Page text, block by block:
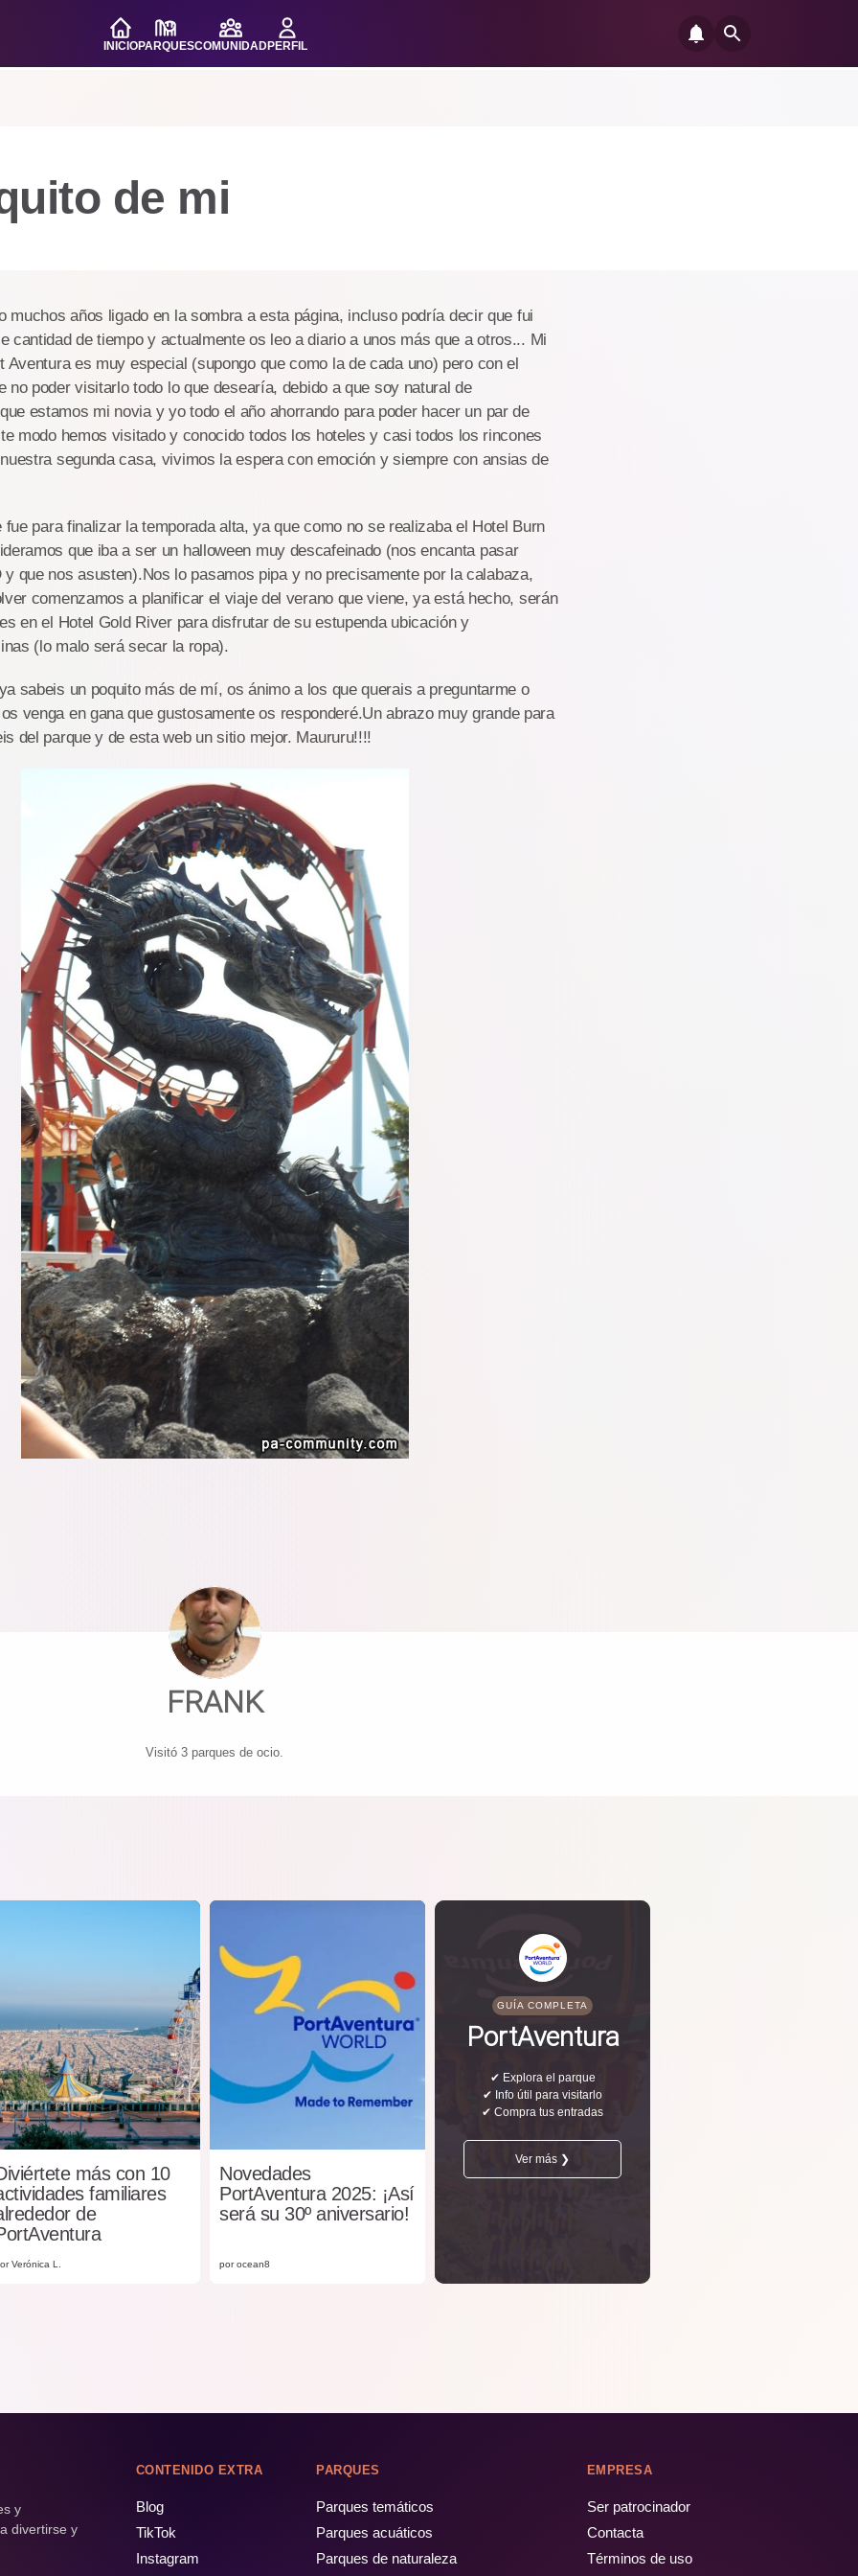
INICIOPARQUESCOMUNIDADPERFIL
de mi
muchos años ligado en la sombra a esta página, incluso podría decir que fui
cantidad de tiempo y actualmente os leo a diario a unos más que a otros... Mi
Aventura es muy especial (supongo que como la de cada uno) pero con el
no poder visitarlo todo lo que desearía, debido a que soy natural de
estamos mi novia y yo todo el año ahorrando para poder hacer un par de
modo hemos visitado y conocido todos los hoteles y casi todos los rincones
segunda casa, vivimos la espera con emoción y siempre con ansias de
para finalizar la temporada alta, ya que como no se realizaba el Hotel Burn
que iba a ser un halloween muy descafeinado (nos encanta pasar
y que nos asusten).Nos lo pasamos pipa y no precisamente por la calabaza,
comenzamos a planificar el viaje del verano que viene, ya está hecho, serán
en el Hotel Gold River para disfrutar de su estupenda ubicación y
(lo malo será secar la ropa).
sabeis un poquito más de mí, os ánimo a los que querais a preguntarme o
venga en gana que gustosamente os responderé.Un abrazo muy grande para
del parque y de esta web un sitio mejor. Maururu!!!!
FRANK
Visitó 3 parques de ocio.
más con 10
familiares
de
Verónica L.
Novedades
PortAventura 2025: ¡Así
será su 30º aniversario!
por ocean8
GUÍA COMPLETA
PortAventura
✔ Explora el parque
✔ Info útil para visitarlo
✔ Compra tus entradas
Ver más ❯
y
divertirse y
CONTENIDO EXTRA
Blog
TikTok
Instagram
PARQUES
Parques temáticos
Parques acuáticos
Parques de naturaleza
EMPRESA
Ser patrocinador
Contacta
Términos de uso